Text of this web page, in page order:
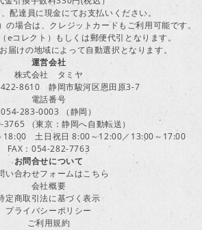
配達員に現金にてお支払いください。
場合は、クレジットカードもご利用可能です。
eコレクト）もしくは郵便代引となります。
届けの地域によって自動選択となります。
運営会社
株式会社 タミヤ
422-8610 静岡市駿河区恩田原3-7
電話番号
054-283-0003 （静岡）
（東京：静岡へ自動転送）
18:00 土日祝日 8:00～12:00／13:00～17:00
FAX：054-282-7763
お問合せについて
い合わせフォームはこちら
会社概要
定商取引法に基づく表示
プライバシーポリシー
ご利用規約